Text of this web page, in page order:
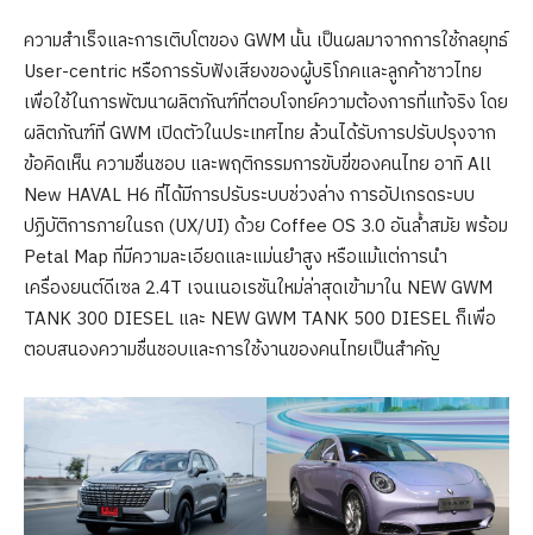
ความสำเร็จและการเติบโตของ GWM นั้น เป็นผลมาจากการใช้กลยุทธ์
User-centric หรือการรับฟังเสียงของผู้บริโภคและลูกค้าชาวไทย
เพื่อใช้ในการพัฒนาผลิตภัณฑ์ที่ตอบโจทย์ความต้องการที่แท้จริง โดย
ผลิตภัณฑ์ที่ GWM เปิดตัวในประเทศไทย ล้วนได้รับการปรับปรุงจาก
ข้อคิดเห็น ความชื่นชอบ และพฤติกรรมการขับขี่ของคนไทย อาทิ All
New HAVAL H6 ที่ได้มีการปรับระบบช่วงล่าง การอัปเกรดระบบ
ปฏิบัติการภายในรถ (UX/UI) ด้วย Coffee OS 3.0 อันล้ำสมัย พร้อม
Petal Map ที่มีความละเอียดและแม่นยำสูง หรือแม้แต่การนำ
เครื่องยนต์ดีเซล 2.4T เจนเนอเรชันใหม่ล่าสุดเข้ามาใน NEW GWM
TANK 300 DIESEL และ NEW GWM TANK 500 DIESEL ก็เพื่อ
ตอบสนองความชื่นชอบและการใช้งานของคนไทยเป็นสำคัญ